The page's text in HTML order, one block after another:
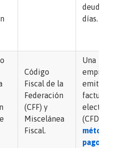
deuda
días.
Código
Fiscal de la
Federación
(CFF) y
Miscelánea
Fiscal.
Una
empresa
emite
factura
(CFDI)
método
pago